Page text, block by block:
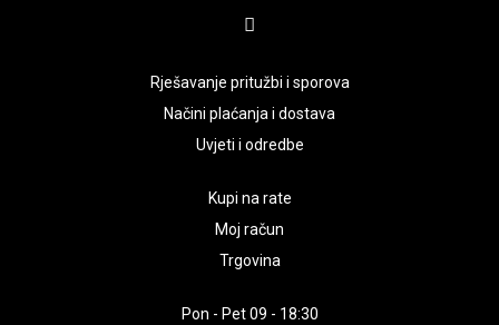
Rješavanje pritužbi i sporova
Načini plaćanja i dostava
Uvjeti i odredbe
Kupi na rate
Moj račun
Trgovina
Pon - Pet 09 - 18:30